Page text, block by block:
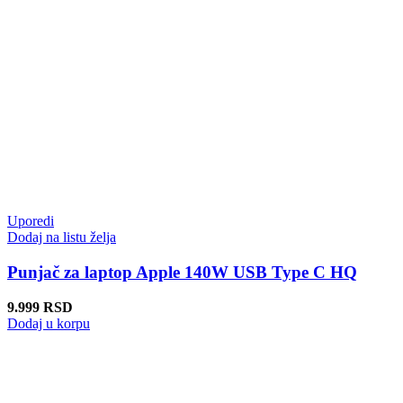
Uporedi
Dodaj na listu želja
Punjač za laptop Apple 140W USB Type C HQ
9.999 RSD
Dodaj u korpu